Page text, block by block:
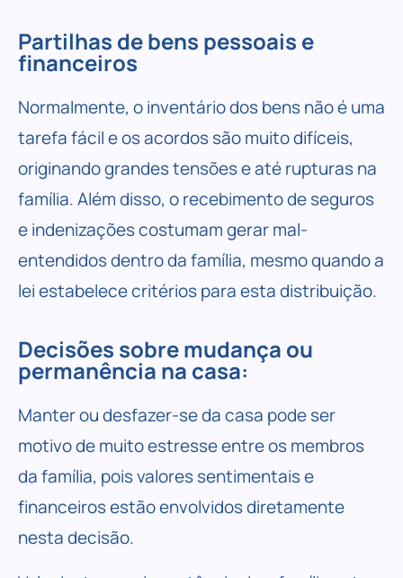
Partilhas de bens pessoais e
financeiros
Normalmente, o inventário dos bens não é uma
tarefa fácil e os acordos são muito difíceis,
originando grandes tensões e até rupturas na
família. Além disso, o recebimento de seguros
e indenizações costumam gerar mal-
entendidos dentro da família, mesmo quando a
lei estabelece critérios para esta distribuição.
Decisões sobre mudança ou
permanência na casa:
Manter ou desfazer-se da casa pode ser
motivo de muito estresse entre os membros
da família, pois valores sentimentais e
financeiros estão envolvidos diretamente
nesta decisão.